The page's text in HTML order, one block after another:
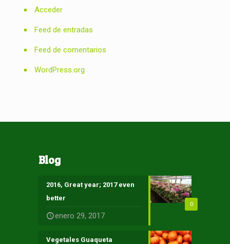
Acceder
Feed de entradas
Feed de comentarios
WordPress.org
Blog
0
2016, Great year; 2017 even
better
enero 29, 2017
Vegetales Guaqueta